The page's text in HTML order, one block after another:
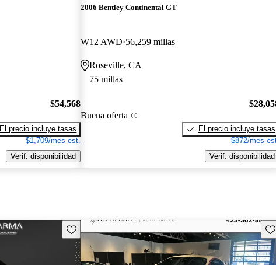
$54,568
El precio incluye tasas
$1,709/mes est.
Verif. disponibilidad
2006 Bentley Continental GT
W12 AWD 56,259 millas
Roseville, CA
75 millas
Buena oferta
El precio incluye tasas
$872/mes
Verif. disponibilidad
Guarda este Aviso